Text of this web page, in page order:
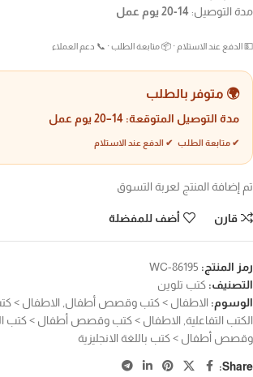
مدة التوصيل: 14-20 يوم عمل
💵 الدفع عند الاستلام · 📦 متابعة الطلب · 📞 دعم العملاء
🌍 متوفر بالطلب
مدة التوصيل المتوقعة: 14–20 يوم عمل
✔ متابعة الطلب ✔ الدفع عند الاستلام
تم إضافة المنتج لعربة التسوق
قارن أضف للمفضلة
رمز المنتج: WC-86195
التصنيف: كتب تلوين
الوسوم: الاطفال > كتب وقصص أطفال, الاطفال >
الكتب التفاعلية, الاطفال > كتب وقصص أطفال > كتب
وقصص أطفال > كتب باللغة الانجليزية
Share: